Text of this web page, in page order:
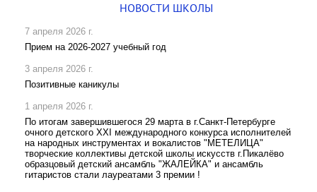
НОВОСТИ ШКОЛЫ
7 апреля 2026 г.
Прием на 2026-2027 учебный год
3 апреля 2026 г.
Позитивные каникулы
1 апреля 2026 г.
По итогам завершившегося 29 марта в г.Санкт-Петербурге
очного детского XXI международного конкурса исполнителей
на народных инструментах и вокалистов "МЕТЕЛИЦА"
творческие коллективы детской школы искусств г.Пикалёво
образцовый детский ансамбль "ЖАЛЕЙКА" и ансамбль
гитаристов стали лауреатами 3 премии !